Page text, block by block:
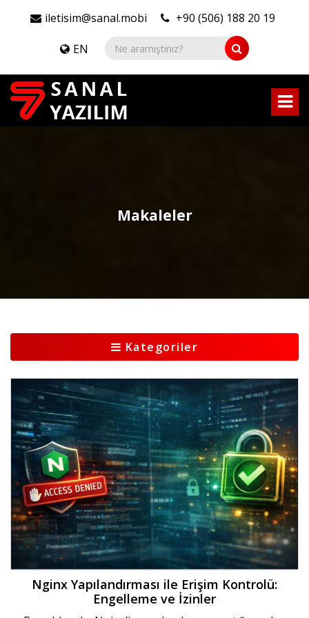
iletisim@sanal.mobi +90 (506) 188 20 19
EN
Makaleler
Kategoriler
Nginx Yapılandırması ile Erişim Kontrolü:
Engelleme ve İzinler